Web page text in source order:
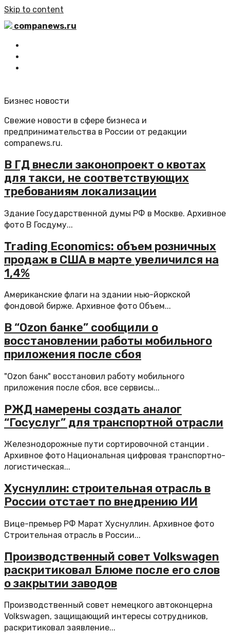
Skip to content
companews.ru
Бизнес новости
Свежие новости в сфере бизнеса и
предпринимательства в России от редакции
companews.ru.
В ГД внесли законопроект о квотах
для такси, не соответствующих
требованиям локализации
Здание Государственной думы РФ в Москве. Архивное
фото В Госдуму...
Trading Economics: объем розничных
продаж в США в марте увеличился на
1,4%
Американские флаги на здании нью-йоркской
фондовой бирже. Архивное фото Объем...
В “Ozon банке” сообщили о
восстановлении работы мобильного
приложения после сбоя
"Ozon банк" восстановил работу мобильного
приложения после сбоя, все сервисы...
РЖД намерены создать аналог
“Госуслуг” для транспортной отрасли
Железнодорожные пути сортировочной станции .
Архивное фото Национальная цифровая транспортно-
логистическая...
Хуснуллин: строительная отрасль в
России отстает по внедрению ИИ
Вице-премьер РФ Марат Хуснуллин. Архивное фото
Строительная отрасль в России...
Производственный совет Volkswagen
раскритиковал Блюме после его слов
о закрытии заводов
Производственный совет немецкого автоконцерна
Volkswagen, защищающий интересы сотрудников,
раскритиковал заявление...